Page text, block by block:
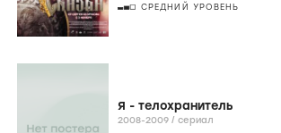
СРЕДНИЙ УРОВЕНЬ
Я - телохранитель
2008-2009 / сериал